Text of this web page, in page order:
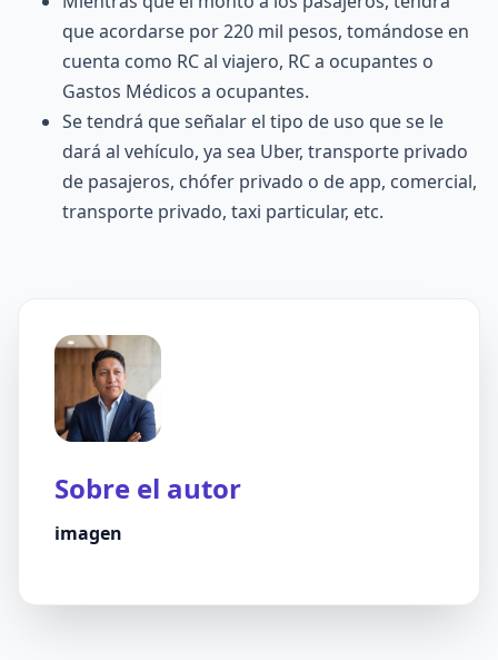
que acordarse por 220 mil pesos, tomándose en
cuenta como RC al viajero, RC a ocupantes o
Gastos Médicos a ocupantes.
Se tendrá que señalar el tipo de uso que se le
dará al vehículo, ya sea Uber, transporte privado
de pasajeros, chófer privado o de app, comercial,
transporte privado, taxi particular, etc.
Sobre el autor
imagen